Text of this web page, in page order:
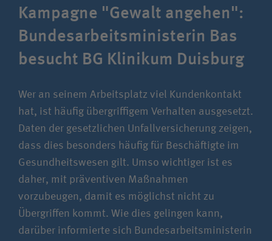
Kampagne "Gewalt angehen":
Bundes­arbeits­ministerin Bas
besucht BG Klinikum Duisburg
Wer an seinem Arbeitsplatz viel Kundenkontakt
hat, ist häufig übergriffigem Verhalten ausgesetzt.
Daten der gesetzlichen Unfallversicherung zeigen,
dass dies besonders häufig für Beschäftigte im
Gesundheitswesen gilt. Umso wichtiger ist es
daher, mit präventiven Maßnahmen
vorzubeugen, damit es möglichst nicht zu
Übergriffen kommt. Wie dies gelingen kann,
darüber informierte sich Bundesarbeitsministerin